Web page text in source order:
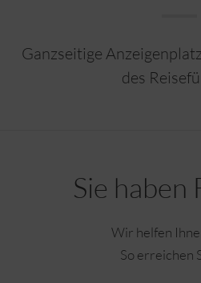
Ganzseitige
des
Sie haben
Wir helfen
So erreichen